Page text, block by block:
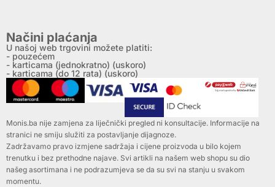
Načini plaćanja
U našoj web trgovini možete platiti:
- pouzećem
- karticama (jednokratno) (uskoro)
- karticama (do 12 rata) (uskoro)
Monis.ba nije zamjena za liječnički pregled ni konsultacije. Informacije na
stranici ne smiju služiti za postavljanje dijagnoze.
Zadržavamo pravo izmjene sadržaja i cijene proizvoda u bilo kojem
trenutku i bez prethodne najave. Svi artikli na našem web shopu su dio
našeg asortimana i ne podrazumjeva se da su svi na stanju u svakom
momentu.